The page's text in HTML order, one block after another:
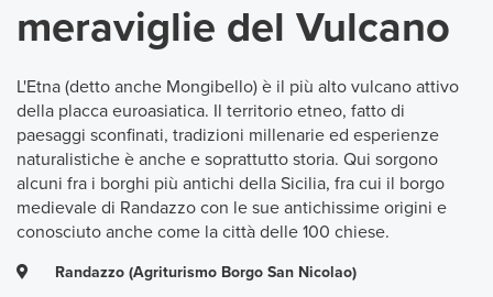
meraviglie del Vulcano
L'Etna (detto anche Mongibello) è il più alto vulcano attivo
della placca euroasiatica. Il territorio etneo, fatto di
paesaggi sconfinati, tradizioni millenarie ed esperienze
naturalistiche è anche e soprattutto storia. Qui sorgono
alcuni fra i borghi più antichi della Sicilia, fra cui il borgo
medievale di Randazzo con le sue antichissime origini e
conosciuto anche come la città delle 100 chiese.
Randazzo (Agriturismo Borgo San Nicolao)